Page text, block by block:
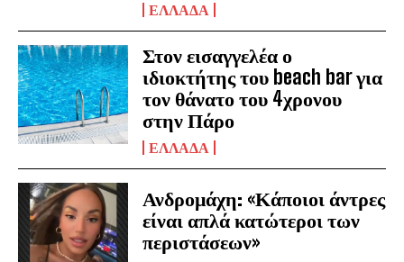
ΕΛΛΑΔΑ
Στον εισαγγελέα ο
ιδιοκτήτης του beach bar για
τον θάνατο του 4χρονου
στην Πάρο
ΕΛΛΑΔΑ
Ανδρομάχη: «Κάποιοι άντρες
είναι απλά κατώτεροι των
περιστάσεων»